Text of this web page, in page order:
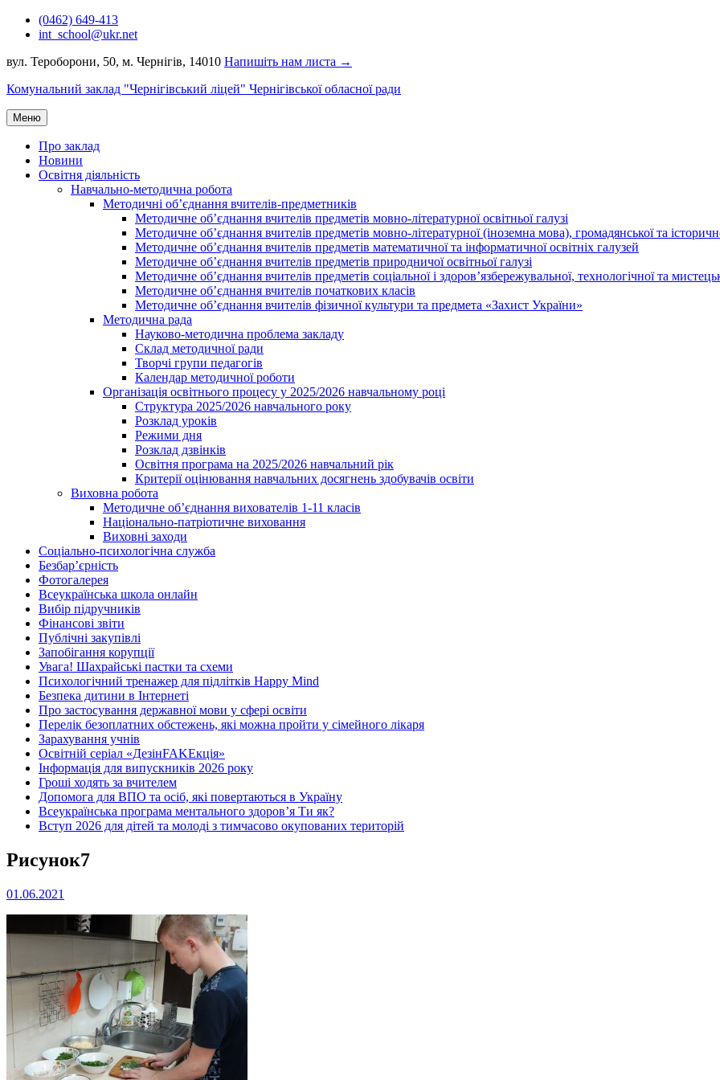
Перейти(0462) 649-413
int_school@ukr.net
вул. Тероборони, 50, м. Чернігів, 14010 Напишіть нам листа →
Комунальний заклад "Чернігівський ліцей" Чернігівської обласної ради
Меню
Про заклад
Новини
Освітня діяльність
Навчально-методична робота
Методичні об’єднання вчителів-предметників
Методичне об’єднання вчителів предметів мовно-літературної освітньої галузі
Методичне об’єднання вчителів предметів мовно-літературної (іноземна мова), громадянської та
Методичне об’єднання вчителів предметів математичної та інформатичної освітніх галузей
Методичне об’єднання вчителів предметів природничої освітньої галузі
Методичне об’єднання вчителів предметів соціальної і здоров’язбережувальної, технологічної та
Методичне об’єднання вчителів початкових класів
Методичне об’єднання вчителів фізичної культури та предмета «Захист України»
Методична рада
Науково-методична проблема закладу
Склад методичної ради
Творчі групи педагогів
Календар методичної роботи
Організація освітнього процесу у 2025/2026 навчальному році
Структура 2025/2026 навчального року
Розклад уроків
Режими дня
Розклад дзвінків
Освітня програма на 2025/2026 навчальний рік
Критерії оцінювання навчальних досягнень здобувачів освіти
Виховна робота
Методичне об’єднання вихователів 1-11 класів
Національно-патріотичне виховання
Виховні заходи
Соціально-психологічна служба
Безбар’єрність
Фотогалерея
Всеукраїнська школа онлайн
Вибір підручників
Фінансові звіти
Публічні закупівлі
Запобігання корупції
Увага! Шахрайські пастки та схеми
Психологічний тренажер для підлітків Happy Mind
Безпека дитини в Інтернеті
Про застосування державної мови у сфері освіти
Перелік безоплатних обстежень, які можна пройти у сімейного лікаря
Зарахування учнів
Освітній серіал «ДезінFAKEкція»
Інформація для випускників 2026 року
Гроші ходять за вчителем
Допомога для ВПО та осіб, які повертаються в Україну
Всеукраїнська програма ментального здоров’я Ти як?
Вступ 2026 для дітей та молоді з тимчасово окупованих територій
Рисунок7
01.06.2021